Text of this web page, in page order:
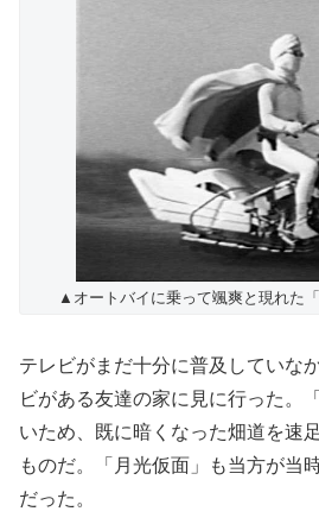
▲オートバイに乗って颯爽と現れた
テレビがまだ十分に普及していな
ビがある友達の家に見に行った。
いため、既に暗くなった畑道を速
ものだ。「月光仮面」も当方が当
だった。